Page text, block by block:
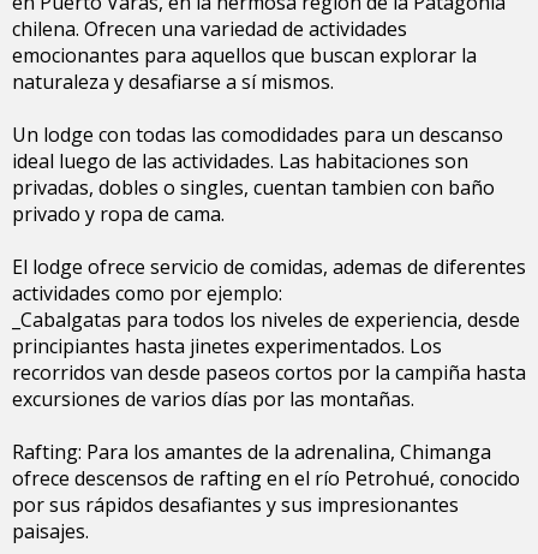
chilena. Ofrecen una variedad de actividades
emocionantes para aquellos que buscan explorar la
naturaleza y desafiarse a sí mismos.
Un lodge con todas las comodidades para un descanso
ideal luego de las actividades. Las habitaciones son
privadas, dobles o singles, cuentan tambien con baño
privado y ropa de cama.
El lodge ofrece servicio de comidas, ademas de diferentes
actividades como por ejemplo:
_Cabalgatas para todos los niveles de experiencia, desde
principiantes hasta jinetes experimentados. Los
recorridos van desde paseos cortos por la campiña hasta
excursiones de varios días por las montañas.
Rafting: Para los amantes de la adrenalina, Chimanga
ofrece descensos de rafting en el río Petrohué, conocido
por sus rápidos desafiantes y sus impresionantes
paisajes.